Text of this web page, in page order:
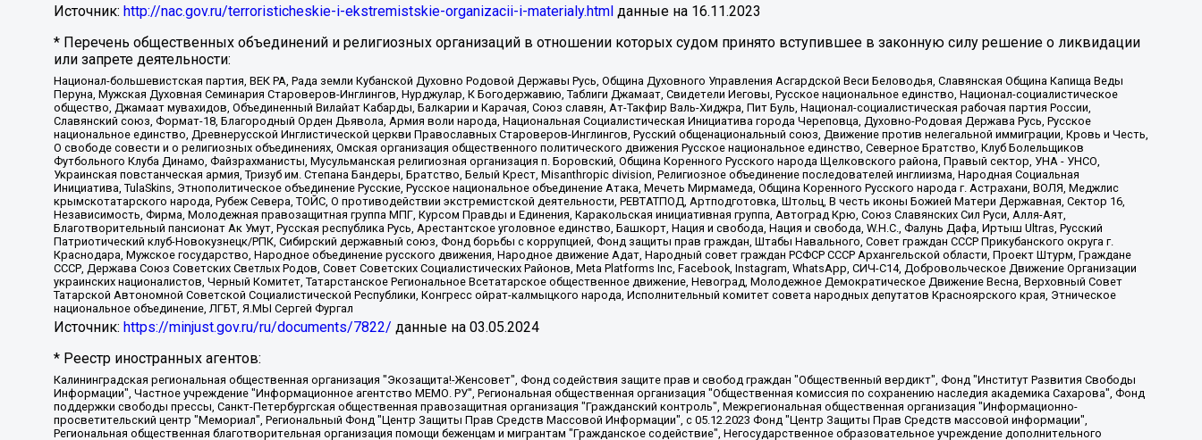
Источник: http://nac.gov.ru/terroristicheskie-i-ekstremistskie-organizacii-i-materialy.html данные на 16.11.2023
* Перечень общественных объединений и религиозных организаций в отношении которых судом принято вступившее в законную силу решение о ликвидации
или запрете деятельности:
Национал-большевистская партия, ВЕК РА, Рада земли Кубанской Духовно Родовой Державы Русь, Община Духовного Управления Асгардской Веси Беловодья, Славянская Община Капища Веды
Перуна, Мужская Духовная Семинария Староверов-Инглингов, Нурджулар, К Богодержавию, Таблиги Джамаат, Свидетели Иеговы, Русское национальное единство, Национал-социалистическое
общество, Джамаат мувахидов, Объединенный Вилайат Кабарды, Балкарии и Карачая, Союз славян, Ат-Такфир Валь-Хиджра, Пит Буль, Национал-социалистическая рабочая партия России,
Славянский союз, Формат-18, Благородный Орден Дьявола, Армия воли народа, Национальная Социалистическая Инициатива города Череповца, Духовно-Родовая Держава Русь, Русское
национальное единство, Древнерусской Инглистической церкви Православных Староверов-Инглингов, Русский общенациональный союз, Движение против нелегальной иммиграции, Кровь и Честь,
О свободе совести и о религиозных объединениях, Омская организация общественного политического движения Русское национальное единство, Северное Братство, Клуб Болельщиков
Футбольного Клуба Динамо, Файзрахманисты, Мусульманская религиозная организация п. Боровский, Община Коренного Русского народа Щелковского района, Правый сектор, УНА - УНСО,
Украинская повстанческая армия, Тризуб им. Степана Бандеры, Братство, Белый Крест, Misanthropic division, Религиозное объединение последователей инглиизма, Народная Социальная
Инициатива, TulaSkins, Этнополитическое объединение Русские, Русское национальное объединение Атака, Мечеть Мирмамеда, Община Коренного Русского народа г. Астрахани, ВОЛЯ, Меджлис
крымскотатарского народа, Рубеж Севера, ТОЙС, О противодействии экстремистской деятельности, РЕВТАТПОД, Артподготовка, Штольц, В честь иконы Божией Матери Державная, Сектор 16,
Независимость, Фирма, Молодежная правозащитная группа МПГ, Курсом Правды и Единения, Каракольская инициативная группа, Автоград Крю, Союз Славянских Сил Руси, Алля-Аят,
Благотворительный пансионат Ак Умут, Русская республика Русь, Арестантское уголовное единство, Башкорт, Нация и свобода, Нация и свобода, W.H.С., Фалунь Дафа, Иртыш Ultras, Русский
Патриотический клуб-Новокузнецк/РПК, Сибирский державный союз, Фонд борьбы с коррупцией, Фонд защиты прав граждан, Штабы Навального, Совет граждан СССР Прикубанского округа г.
Краснодара, Мужское государство, Народное объединение русского движения, Народное движение Адат, Народный совет граждан РСФСР СССР Архангельской области, Проект Штурм, Граждане
СССР, Держава Союз Советских Светлых Родов, Совет Советских Социалистических Районов, Meta Platforms Inc, Facebook, Instagram, WhatsApp, СИЧ-С14, Добровольческое Движение Организации
украинских националистов, Черный Комитет, Татарстанское Региональное Всетатарское общественное движение, Невоград, Молодежное Демократическое Движение Весна, Верховный Совет
Татарской Автономной Советской Социалистической Республики, Конгресс ойрат-калмыцкого народа, Исполнительный комитет совета народных депутатов Красноярского края, Этническое
национальное объединение, ЛГБТ, Я.МЫ Сергей Фургал
Источник: https://minjust.gov.ru/ru/documents/7822/ данные на 03.05.2024
* Реестр иностранных агентов:
Калининградская региональная общественная организация "Экозащита!-Женсовет", Фонд содействия защите прав и свобод граждан "Общественный вердикт", Фонд "Институт Развития Свободы Информации", Частное учреждение "Информационное агентство МЕМО. РУ", Региональная общественная организация "Общественная комиссия по сохранению наследия академика Сахарова", Фонд поддержки свободы прессы, Санкт-Петербургская общественная правозащитная организация "Гражданский контроль", Межрегиональная общественная организация "Информационно-просветительский центр "Мемориал", Региональный Фонд "Центр Защиты Прав Средств Массовой Информации", с 05.12.2023 Фонд "Центр Защиты Прав Средств массовой информации", Региональная общественная благотворительная организация помощи беженцам и мигрантам "Гражданское содействие", Негосударственное образовательное учреждение дополнительного профессионального образования (повышение квалификации) специалистов "АКАДЕМИЯ ПО ПРАВАМ ЧЕЛОВЕКА", Свердловская региональная общественная организация "Сутяжник", Автономная некоммерческая организация "Центр независимых социологических исследований", Союз общественных объединений "Российский исследовательский центр по правам человека", Региональное общественное учреждение научно-информационный центр "МЕМОРИАЛ", Некоммерческая организация "Фонд защиты гласности", Автономная некоммерческая организация "Институт прав человека", Городская общественная организация "Екатеринбургское общество "МЕМОРИАЛ", Городская общественная организация "Рязанское историко-просветительское и правозащитное общество "Мемориал" (Рязанский Мемориал), Челябинский региональный орган общественной самодеятельности – женское общественное объединение "Женщины Евразии", Челябинский региональный орган общественной самодеятельности "Уральская правозащитная группа", Фонд содействия защите здоровья и социальной справедливости имени Андрея Рылькова, Автономная Некоммерческая Организация "Аналитический Центр Юрия Левады", Автономная некоммерческая организация социальной поддержки населения "Проект Апрель", Региональная общественная организация помощи женщинам и детям, находящимся в кризисной ситуации "Информационно-методический центр "Анна", Фонд содействия развитию массовых коммуникаций и правовому просвещению "Так-так-Так", Фонд содействия устойчивому развитию "Серебряная тайга", Свердловский региональный общественный фонд социальных проектов "Новое время", "Idel.Реалии", Кавказ.Реалии, Крым.Реалии, Телеканал Настоящее Время, Татаро-башкирская служба Радио Свобода (Azatliq Radiosi), Радио Свободная Европа/Радио Свобода (PCE/PC), "Сибирь.Реалии", "Фактограф", Благотворительный фонд помощи осужденным и их семьям, Автономная некоммерческая организация "Институт глобализации и социальных движений", Фонд "В защиту прав заключенных", Частное учреждение "Центр поддержки и содействия развитию средств массовой информации", Пензенский региональный общественный благотворительный фонд "Гражданский союз", "Север.Реалии", Некоммерческая организация Фонд "Правовая инициатива", Общество с ограниченной ответственностью "Радио Свободная Европа/Радио Свобода", Чешское информационное агентство "MEDIUM-ORIENT", Красноярская региональная общественная организация "Мы против СПИДа", Камалягин Денис Николаевич, Маркелов Сергей Евгеньевич, Пономарев Лев Александрович, Савицкая Людмила Алексеевна, Автономная некоммерческая организация "Центр по работе с проблемой насилия "НАСИЛИЮ.НЕТ", Межрегиональный профессиональный союз работников здравоохранения "Альянс врачей", Юридическое лицо, зарегистрированное в Латвийской Республике, SIA "Medusa Project" (регистрационный номер 40103797863, дата регистрации 10.06.2014), Некоммерческая организация "Фонд по борьбе с коррупцией", Автономная некоммерческая организация "Институт права и публичной политики", Баданин Роман Сергеевич, Гликин Максим Александрович, Железнова Мария Михайловна, Лукьянова Юлия Сергеевна, Маетная Елизавета Витальевна, Маняхин Петр Борисович, Чуракова Ольга Владимировна, Ярош Юлия Петровна, Юридическое лицо "The Insider SIA", зарегистрированное в Риге, Латвийская Республика (дата регистрации 26.06.2015), являющееся администратором доменного имени интернет-издания "The Insider SIA", https://theins.ru, Постернак Алексей Евгеньевич, Рубин Михаил Аркадьевич, Анин Роман Александрович, Юридическое лицо Istories fonds, зарегистрированное в Латвийской Республике (регистрационный номер 50008295751, дата регистрации 24.02.2020), Великовский Дмитрий Александрович, Долинина Ирина Николаевна, Мароховская Алеся Алексеевна, Шлейнов Роман Юрьевич, Шмагун Олеся Валентиновна, Общество с ограниченной ответственностью "Альтаир 2021", Общество с ограниченной ответственностью "Вега 2021", Общество с ограниченной ответственностью "Главный редактор 2021", Общество с ограниченной ответственностью "Ромашки монолит", Важенков Артем Валерьевич, Ивановская областная общественная организация "Центр гендерных исследований", Гурман Юрий Альбертович, Медиапроект "ОВД-Инфо", Егоров Владимир Владимирович, Жилинский Владимир Александрович, Общество с ограниченной ответственностью "ЗП", Иванова София Юрьевна, Карезина Инна Павловна, Кильтау Екатерина Викторовна, Петров Алексей Викторович, Пискунов Сергей Евгеньевич, Смирнов Сергей Сергеевич, Тихонов Михаил Сергеевич, Общество с ограниченной ответственностью "ЖУРНАЛИСТ-ИНОСТРАННЫЙ АГЕНТ", Арапова Галина Юрьевна, Вольтская Татьяна Анатольевна, Американская компания "Mason G.E.S. Anonymous Foundation" (США), являющаяся владельцем интернет-издания https://mnews.world/, Компания "Stichting Bellingcat", зарегистрированная в Нидерландах (дата регистрации 11.07.2018), Захаров Андрей Вячеславович, Клепиковская Екатерина Дмитриевна, Общество с ограниченной ответственностью "МЕМО", Перл Роман Александрович, Симонов Евгений Алексеевич, Соловьева Елена Анатольевна, Сотников Даниил Владимирович, Сурначева Елизавета Дмитриевна, Автономная некоммерческая организация по защите прав человека и информированию населения "Якутия – Наше Мнение", Общество с ограниченной ответственностью "Москоу диджитал медиа", с 26.01.2023 Общество с ограниченной ответственностью "Чайка Белые сады", Ветошкина Валерия Валерьевна, Заговора Максим Александрович, Межрегиональное общественное движение "Российская ЛГБТ - сеть", Оленичев Максим Владимирович, Павлов Иван Юрьевич, Скворцова Елена Сергеевна, Общество с ограниченной ответственностью "Как бы инагент", Кочетков Игорь Викторович, Общество с ограниченной ответственностью "Честные выборы", Еланчик Олег Александрович, Общество с ограниченной ответственностью "Нобелевский призыв", Гималова Регина Эмилевна, Григорьев Андрей Валерьевич, Григорьева Алина Александровна, Ассоциация по содействию защите прав призывников, альтернативнослужащих и военнослужащих "Правозащитная группа "Гражданин.Армия.Право", Хисамова Регина Фаритовна, Автономная некоммерческая организация по реализации социально-правовых программ "Лилит", Дальневосточное общественное движение "Маяк", Санкт-Петербургская ЛГБТ-инициативная группа "Выход", Инициативная группа ЛГБТ+ "Реверс", Алексеев Андрей Викторович, Бекбулатова Таисия Львовна, Беляев Иван Михайлович, Владыкина Елена Сергеевна, Гельман Марат Александрович, Никульшина Вероника Юрьевна, Толоконникова Надежда Андреевна, Шендерович Виктор Анатольевич, Общество с ограниченной ответственностью "Данное сообщение", Общество с ограниченной ответственностью Издательский дом "Новая глава", Айнбиндер Александра Александровна, Московский комьюнити-центр для ЛГБТ+инициатив, Благотворительный фонд развития филантропии, Deutsche Welle (Германия, Kurt-Schumacher-Strasse 3, 53113 Bonn), Борзунова Мария Михайловна, Воробьев Виктор Викторович, Голубева Анна Львовна, Константинова Алла Михайловна, Малкова Ирина Владимировна, Мурадов Мурад Абдулгалимович, Осетинская Елизавета Николаевна, Понасенков Евгений Николаевич, Ганапольский Матвей Юрьевич, Киселев Евгений Алексеевич, Борухович Ирина Григорьевна, Дремин Иван Тимофеевич, Дубровский Дмитрий Викторович, Красноярская региональная общественная организация поддержки и развития альтернативных образовательных технологий и межкультурных коммуникаций "ИНТЕРРА", Маяковская Екатерина Алексеевна, Фейгин Марк Захарович, Филимонов Андрей Викторович, Дзугкоева Регина Николаевна, Доброхотов Роман Александрович, Дудь Юрий Александрович, Елкин Сергей Владимирович, Кругликов Кирилл Игоревич, Сабунаева Мария Леонидовна, Семенов Алексей Владимирович, Шаинян Карен Багратович, Шульман Екатерина Михайловна, Асафьев Артур Валерьевич, Вахштайн Виктор Семенович, Венедиктов Алексей Алексеевич, Лушникова Екатерина Евгеньевна, Волков Леонид Михайлович, Невзоров Александр Глебович, Пархоменко Сергей Борисович, Сироткин Ярослав Николаевич, Кара-Мурза Владимир Владимирович, Баранова Наталья Владимировна, Гозман Леонид Яковлевич, Кагарлицкий Борис Юльевич, Климарев Михаил Валерьевич, Милов Владимир Станиславович, Автономная некоммерческая организация Краснодарский центр современного искусства "Типография", Моргенштерн Алишер Тагирович, Соболь Любовь Эдуардовна, Общество с ограниченной ответственностью "ЛИЗА НОРМ", Каспаров Гарри Кимович, Ходорковский Михаил Борисович, Общество с ограниченной ответственностью "Апрельские тезисы", Данилович Ирина Брониславовна, Кашин Олег Владимирович, Петров Николай Владимирович, Пивоваров Алексей Владимирович, Соколов Михаил Владимирович, Цветкова Юлия Владимировна, Чичваркин Евгений Александрович, Комитет против пыток/Команда против пыток, Общество с ограниченной ответственностью "Первый научный", Общество с ограниченной ответственностью "Вертолет и ко", Белоцерковская Вероника Борисовна, Кац Максим Евгеньевич, Лазарева Татьяна Юрьевна, Шаведдинов Руслан Табризович, Яшин Илья Валерьевич, Общество с ограниченной ответственностью "Иноагент ААВ", Алешковский Дмитрий Петрович, Альбац Евгения Марковна, Быков Дмитрий Львович, Галямина Юлия Евгеньевна, Лойко Сергей Леонидович, Мартынов Кирилл Константинович, Медведев Сергей Александрович, Крашенинников Федор Геннадиевич, Гордеева Катерина Вл